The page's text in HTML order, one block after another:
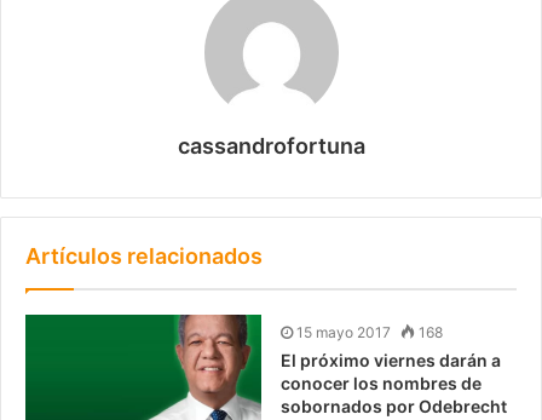
cassandrofortuna
Artículos relacionados
15 mayo 2017 168
El próximo viernes darán a
conocer los nombres de
sobornados por Odebrecht